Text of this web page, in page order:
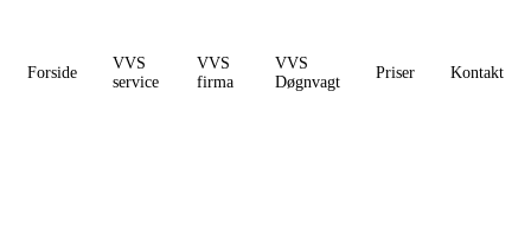
Forside
VVS
service
VVS
firma
VVS
Døgnvagt
Priser Kontakt